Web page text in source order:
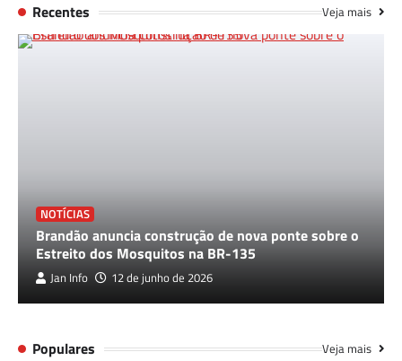
Recentes Veja mais
NOTÍCIAS
Brandão anuncia construção de nova ponte sobre o
Estreito dos Mosquitos na BR-135
Jan Info 12 de junho de 2026
Populares Veja mais